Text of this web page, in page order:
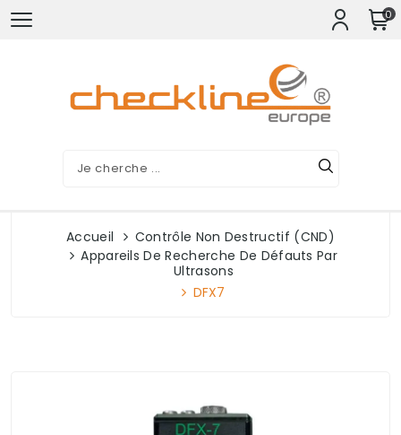
0
Accueil
Contrôle Non Destructif (CND)
Appareils De Recherche De Défauts Par
Ultrasons
DFX7